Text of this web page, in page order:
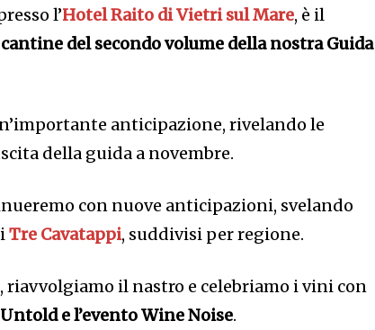
l’Hotel Raito di Vietri sul Mare, è il
del secondo volume della nostra Guida
anticipazione, rivelando le
della guida a novembre.
con nuove anticipazioni, svelando
Tre Cavatappi, suddivisi per regione.
riavvolgiamo il nastro e celebriamo i vini con
e l’evento Wine Noise.